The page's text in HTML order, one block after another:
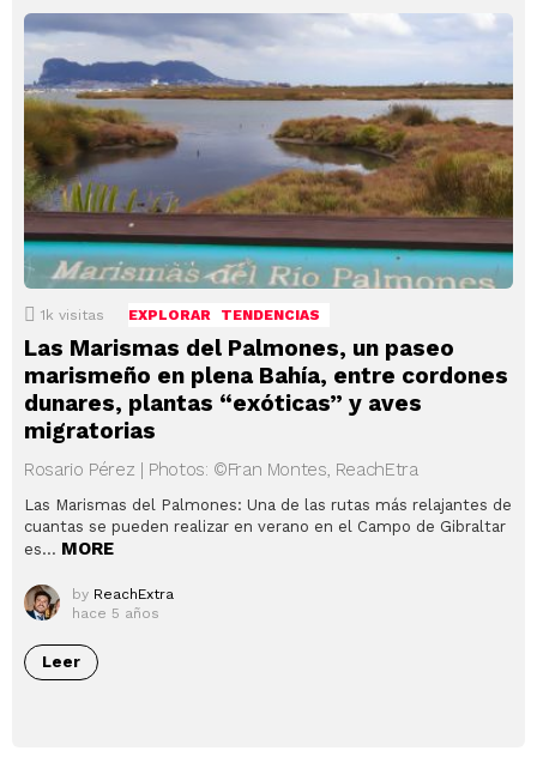
1k visitas EXPLORAR TENDENCIAS
Las Marismas del Palmones, un paseo
marismeño en plena Bahía, entre cordones
dunares, plantas “exóticas” y aves
migratorias
Rosario Pérez | Photos: ©Fran Montes, ReachEtra
Las Marismas del Palmones: Una de las rutas más relajantes de
cuantas se pueden realizar en verano en el Campo de Gibraltar
es… MORE
by ReachExtra
hace 5 años
Leer